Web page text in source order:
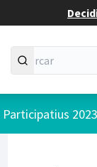
2023